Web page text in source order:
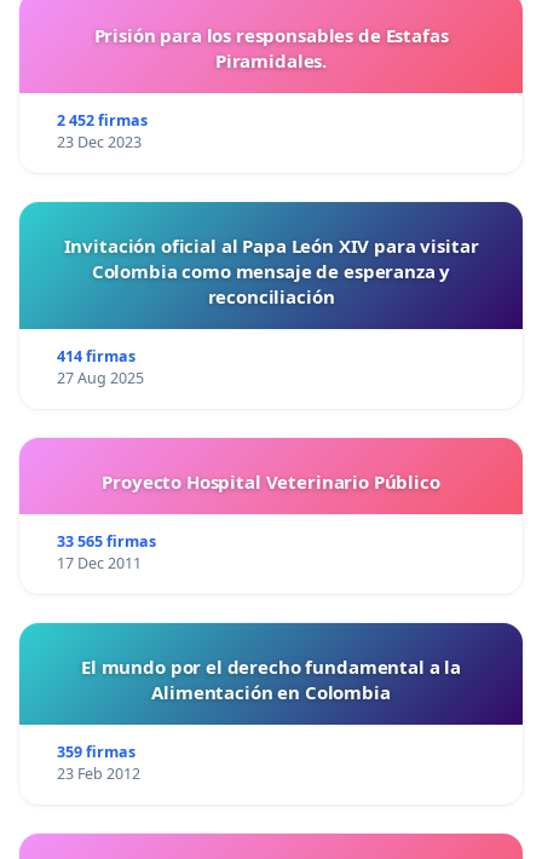
Prisión para los responsables de Estafas
Piramidales.
2 452 firmas
23 Dec 2023
Invitación oficial al Papa León XIV para visitar
Colombia como mensaje de esperanza y
reconciliación
414 firmas
27 Aug 2025
Proyecto Hospital Veterinario Público
33 565 firmas
17 Dec 2011
El mundo por el derecho fundamental a la
Alimentación en Colombia
359 firmas
23 Feb 2012